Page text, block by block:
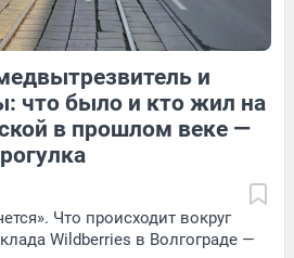
124 Обсудить
и
что было и кто жил на
в прошлом веке —
Что происходит вокруг
Wildberries в Волгограде —